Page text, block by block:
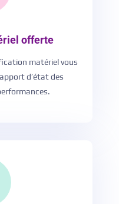
offerte
matériel vous
d’état des